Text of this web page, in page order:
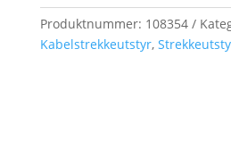
eye
13-
Produktnummer: 108354
Kabelstrekkeutstyr,